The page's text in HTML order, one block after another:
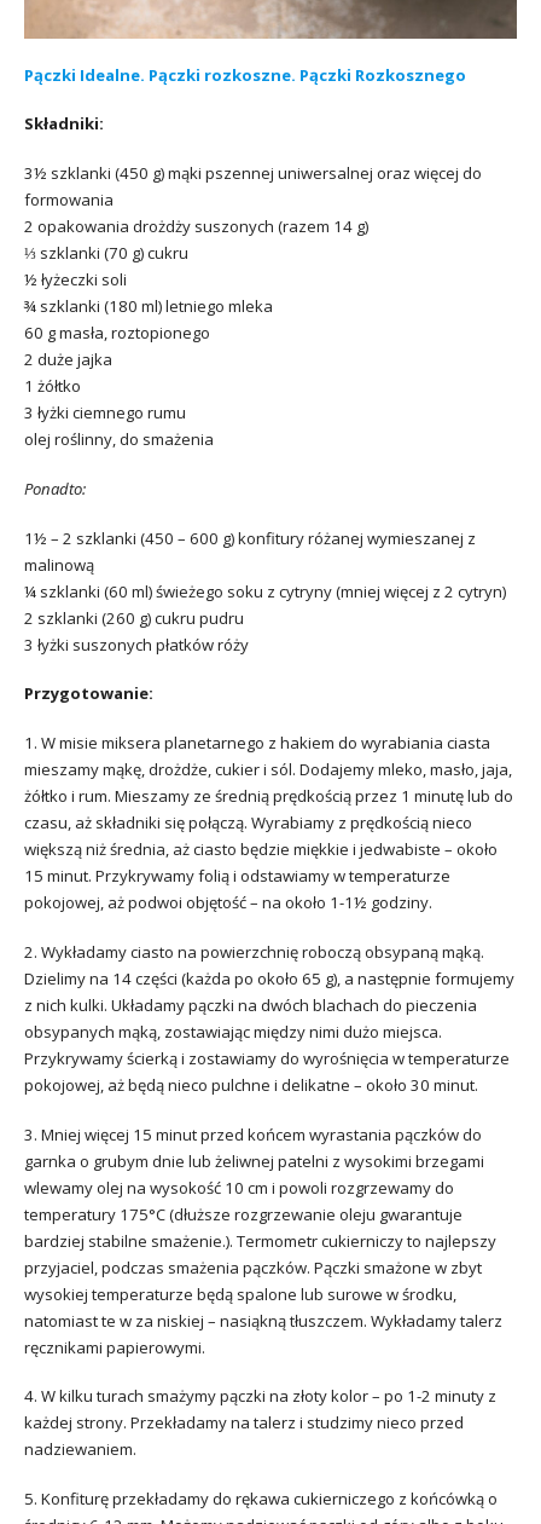
Pączki Idealne. Pączki rozkoszne. Pączki Rozkosznego
Składniki:
3½ szklanki (450 g) mąki pszennej uniwersalnej oraz więcej do
formowania
2 opakowania drożdży suszonych (razem 14 g)
⅓ szklanki (70 g) cukru
½ łyżeczki soli
¾ szklanki (180 ml) letniego mleka
60 g masła, roztopionego
2 duże jajka
1 żółtko
3 łyżki ciemnego rumu
olej roślinny, do smażenia
Ponadto:
1½ – 2 szklanki (450 – 600 g) konfitury różanej wymieszanej z
malinową
¼ szklanki (60 ml) świeżego soku z cytryny (mniej więcej z 2 cytryn)
2 szklanki (260 g) cukru pudru
3 łyżki suszonych płatków róży
Przygotowanie:
1. W misie miksera planetarnego z hakiem do wyrabiania ciasta
mieszamy mąkę, drożdże, cukier i sól. Dodajemy mleko, masło, jaja,
żółtko i rum. Mieszamy ze średnią prędkością przez 1 minutę lub do
czasu, aż składniki się połączą. Wyrabiamy z prędkością nieco
większą niż średnia, aż ciasto będzie miękkie i jedwabiste – około
15 minut. Przykrywamy folią i odstawiamy w temperaturze
pokojowej, aż podwoi objętość – na około 1-1½ godziny.
2. Wykładamy ciasto na powierzchnię roboczą obsypaną mąką.
Dzielimy na 14 części (każda po około 65 g), a następnie formujemy
z nich kulki. Układamy pączki na dwóch blachach do pieczenia
obsypanych mąką, zostawiając między nimi dużo miejsca.
Przykrywamy ścierką i zostawiamy do wyrośnięcia w temperaturze
pokojowej, aż będą nieco pulchne i delikatne – około 30 minut.
3. Mniej więcej 15 minut przed końcem wyrastania pączków do
garnka o grubym dnie lub żeliwnej patelni z wysokimi brzegami
wlewamy olej na wysokość 10 cm i powoli rozgrzewamy do
temperatury 175°C (dłuższe rozgrzewanie oleju gwarantuje
bardziej stabilne smażenie.). Termometr cukierniczy to najlepszy
przyjaciel, podczas smażenia pączków. Pączki smażone w zbyt
wysokiej temperaturze będą spalone lub surowe w środku,
natomiast te w za niskiej – nasiąkną tłuszczem. Wykładamy talerz
ręcznikami papierowymi.
4. W kilku turach smażymy pączki na złoty kolor – po 1-2 minuty z
każdej strony. Przekładamy na talerz i studzimy nieco przed
nadziewaniem.
5. Konfiturę przekładamy do rękawa cukierniczego z końcówką o